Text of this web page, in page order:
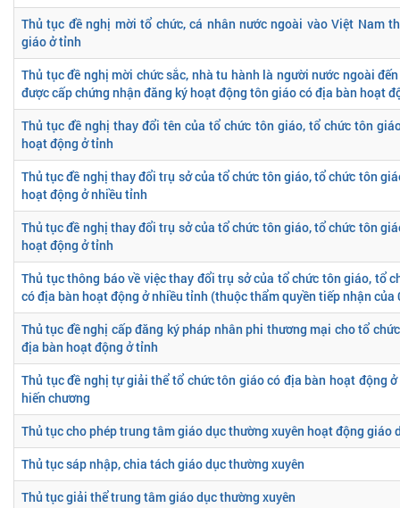
Thủ tục đề nghị mời tổ chức, cá nhân nước ngoài vào Việt Nam
giáo ở tỉnh
Thủ tục đề nghị mời chức sắc, nhà tu hành là người nước ngoài
được cấp chứng nhận đăng ký hoạt động tôn giáo có địa bàn hoạt
Thủ tục đề nghị thay đổi tên của tổ chức tôn giáo, tổ chức tôn
hoạt động ở tỉnh
Thủ tục đề nghị thay đổi trụ sở của tổ chức tôn giáo, tổ chức tôn
hoạt động ở nhiều tỉnh
Thủ tục đề nghị thay đổi trụ sở của tổ chức tôn giáo, tổ chức tôn
hoạt động ở tỉnh
Thủ tục thông báo về việc thay đổi trụ sở của tổ chức tôn giáo, tổ
có địa bàn hoạt động ở nhiều tỉnh (thuộc thẩm quyền tiếp nhận của
Thủ tục đề nghị cấp đăng ký pháp nhân phi thương mại cho tổ
địa bàn hoạt động ở tỉnh
Thủ tục đề nghị tự giải thể tổ chức tôn giáo có địa bàn hoạt động
hiến chương
Thủ tục cho phép trung tâm giáo dục thường xuyên hoạt động giáo
Thủ tục sáp nhập, chia tách giáo dục thường xuyên
Thủ tục giải thể trung tâm giáo dục thường xuyên